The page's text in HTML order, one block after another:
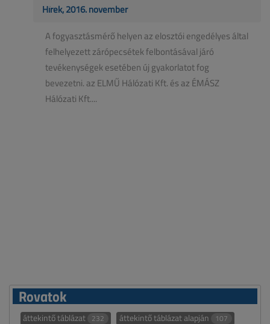
Hírek, 2016. november
A fogyasztásmérő helyen az elosztói engedélyes által
felhelyezett zárópecsétek felbontásával járó
tevékenységek esetében új gyakorlatot fog
bevezetni. az ELMŰ Hálózati Kft. és az ÉMÁSZ
Hálózati Kft....
Rovatok
áttekintő táblázat 232 áttekintő táblázat alapján 107